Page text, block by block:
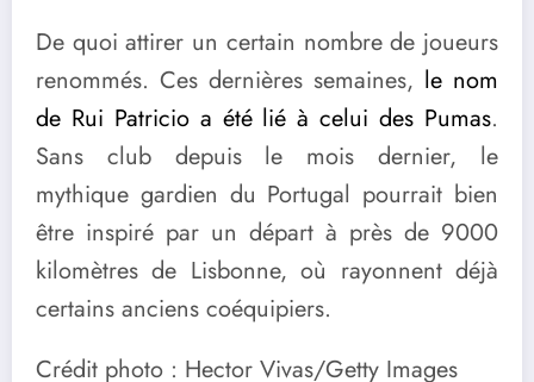
De quoi attirer un certain nombre de joueurs
renommés. Ces dernières semaines, le nom
de Rui Patricio a été lié à celui des Pumas.
Sans club depuis le mois dernier, le
mythique gardien du Portugal pourrait bien
être inspiré par un départ à près de 9000
kilomètres de Lisbonne, où rayonnent déjà
certains anciens coéquipiers.
Crédit photo : Hector Vivas/Getty Images